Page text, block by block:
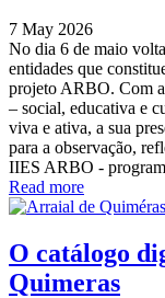
7 May 2026
No dia 6 de maio
entidades que
projeto ARBO. Com
– social, educativa e
viva e ativa, a sua
para a observação,
IIES ARBO -
Read more
O catálogo
Quimeras